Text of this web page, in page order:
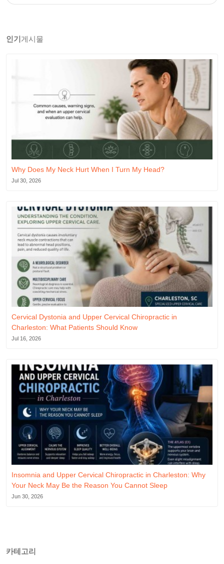
인기 게시물
Why Does My Neck Hurt When I Turn My Head?
Jul 30, 2026
Cervical Dystonia and Upper Cervical Chiropractic in
Charleston: What Patients Should Know
Jul 16, 2026
Insomnia and Upper Cervical Chiropractic in Charleston: Why
Your Neck May Be the Reason You Cannot Sleep
Jun 30, 2026
카테고리